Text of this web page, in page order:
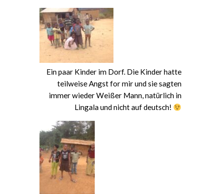
Ein paar Kinder im Dorf. Die Kinder hatte
teilweise Angst for mir und sie sagten
immer wieder Weißer Mann, natürlich in
Lingala und nicht auf deutsch!